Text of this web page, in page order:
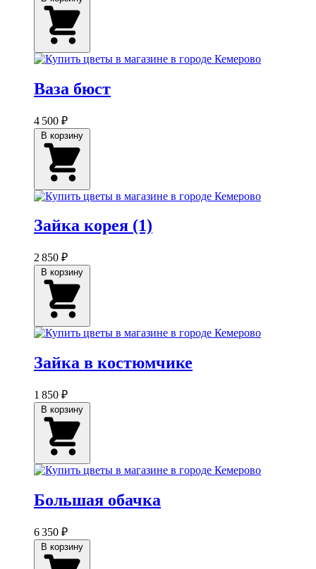
Ваза бюст
4 500 ₽
Зайка корея (1)
2 850 ₽
Зайка в костюмчике
1 850 ₽
Большая обачка
6 350 ₽